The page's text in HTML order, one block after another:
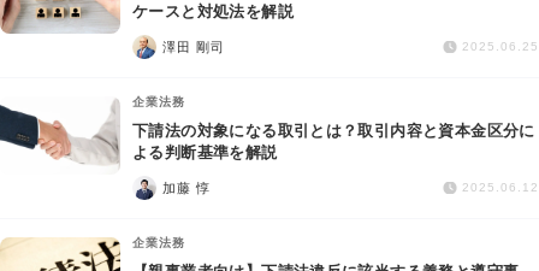
ケースと対処法を解説
澤田 剛司 2025.06.25
企業法務
下請法の対象になる取引とは？取引内容と資本金区分に
よる判断基準を解説
加藤 惇 2025.06.12
企業法務